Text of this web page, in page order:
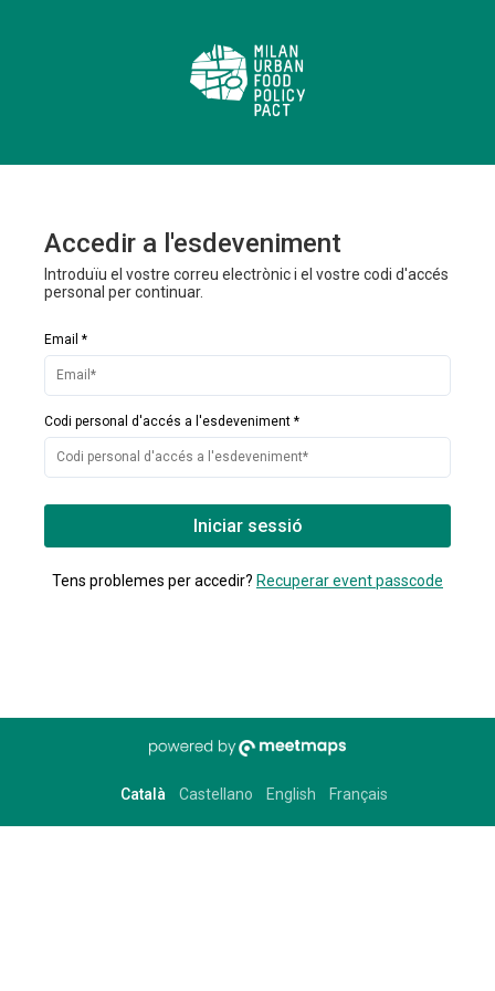
Accedir a l'esdeveniment
Introduïu el vostre correu electrònic i el vostre codi d'accés
personal per continuar.
Email *
Codi personal d'accés a l'esdeveniment *
Iniciar sessió
Tens problemes per accedir? Recuperar event passcode
Català Castellano English Français